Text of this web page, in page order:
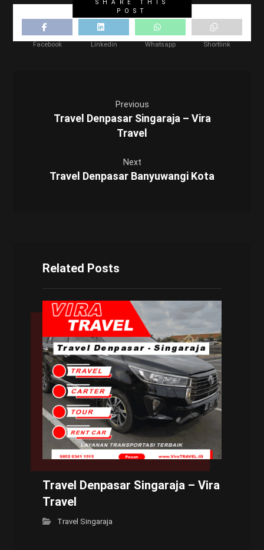
Facebook Linkedin Whatsapp Shortlink
Previous
Travel Denpasar Singaraja – Vira
Travel
Next
Travel Denpasar Banyuwangi Kota
Related Posts
Travel Denpasar Singaraja – Vira
Travel
Travel Singaraja